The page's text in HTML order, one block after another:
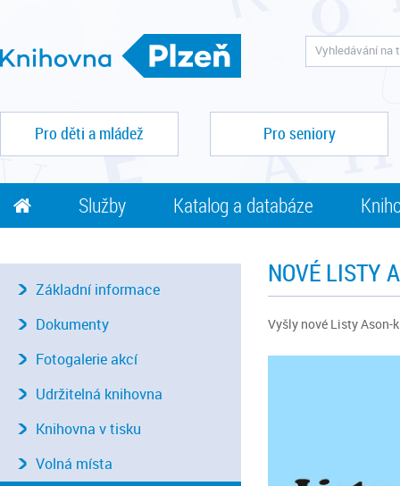
Pro děti a mládež Pro seniory
Služby Katalog a databáze
NOVÉ LISTY
Vyšly nové Listy Ason-
Základní informace
Dokumenty
Fotogalerie akcí
Udržitelná knihovna
Knihovna v tisku
Volná místa